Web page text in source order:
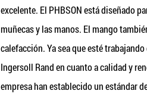
excelente. El PHBSON está diseñado
muñecas y las manos. El mango
calefacción. Ya sea que esté
Ingersoll Rand en cuanto a calidad y
empresa han establecido un estándar